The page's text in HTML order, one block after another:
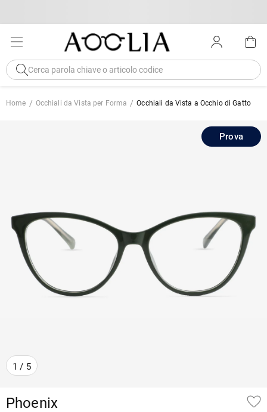
Home Occhiali da Vista per Forma Occhiali da Vista a Occhio di Gatto
1 / 5
Prova
Phoenix